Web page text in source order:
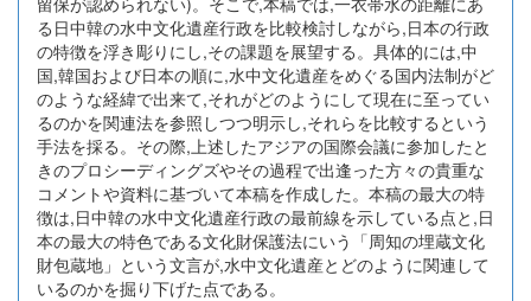
る日中韓の水中文化遺産行政を比較検討しながら,日本の行政
の特徴を浮き彫りにし,その課題を展望する。具体的には,中
国,韓国および日本の順に,水中文化遺産をめぐる国内法制がど
のような経緯で出来て,それがどのようにして現在に至ってい
るのかを関連法を参照しつつ明示し,それらを比較するという
手法を採る。その際,上述したアジアの国際会議に参加したと
きのプロシーディングズやその過程で出逢った方々の貴重な
コメントや資料に基づいて本稿を作成した。本稿の最大の特
徴は,日中韓の水中文化遺産行政の最前線を示している点と,日
本の最大の特色である文化財保護法にいう「周知の埋蔵文化
財包蔵地」という文言が,水中文化遺産とどのように関連して
いるのかを掘り下げた点である。